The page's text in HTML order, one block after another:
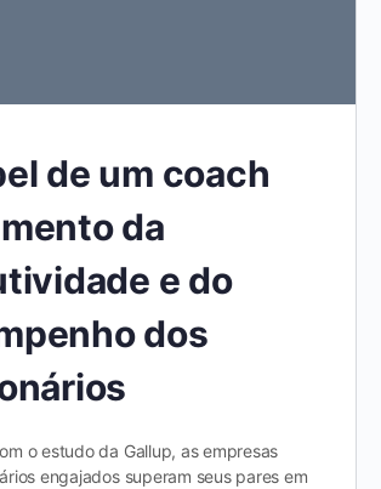
de um coach
da
e do
dos
o estudo da Gallup, as empresas
engajados superam seus pares em